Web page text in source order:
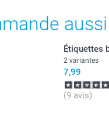
aussi
Étiquettes
2 variantes
7,99
(9 avis)